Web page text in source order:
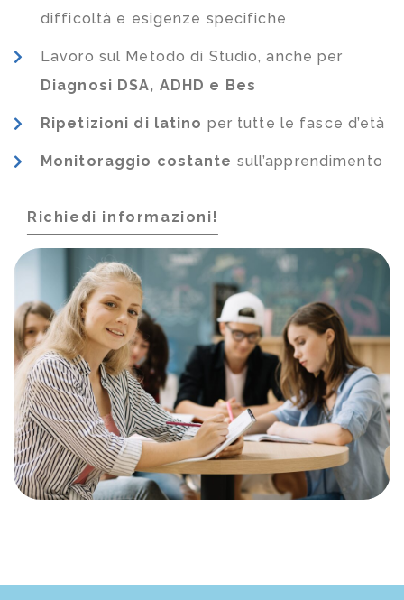
difficoltà e esigenze specifiche
Lavoro sul Metodo di Studio, anche per
Diagnosi DSA, ADHD e Bes
Ripetizioni di latino per tutte le fasce d’età
Monitoraggio costante sull’apprendimento
Richiedi informazioni!